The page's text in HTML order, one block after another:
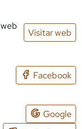
Visitar web
Facebook
Google